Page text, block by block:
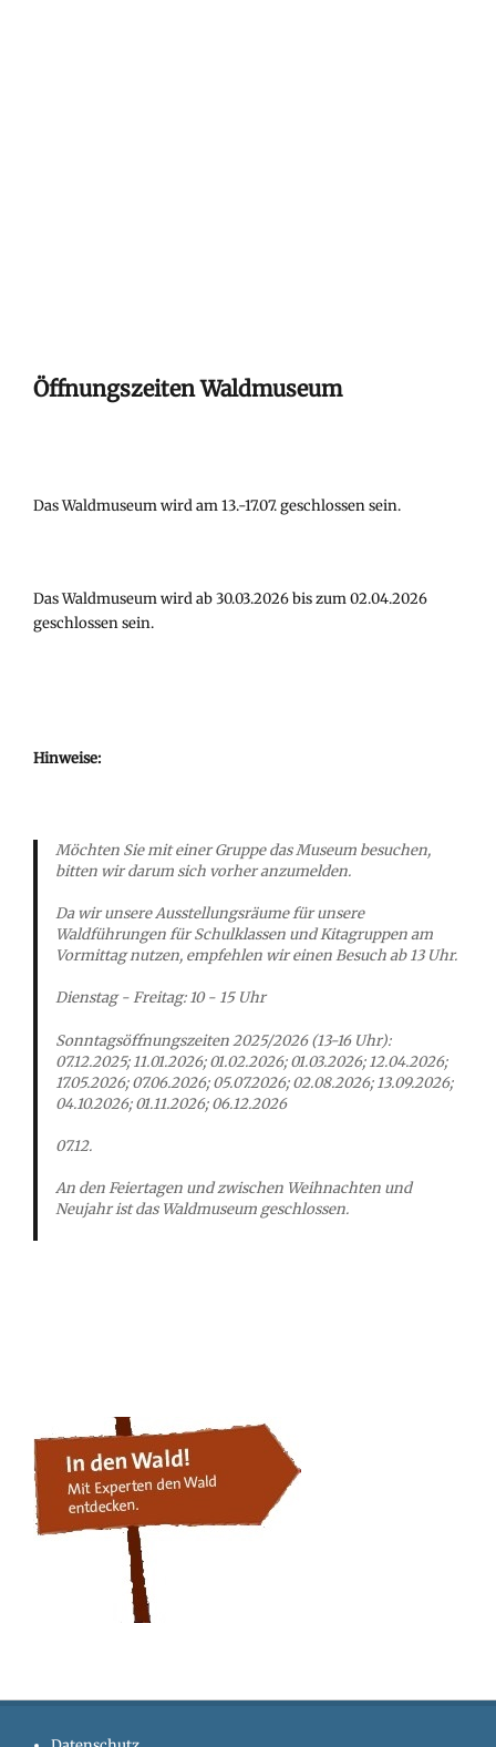
Öffnungszeiten Waldmuseum
Das Waldmuseum wird am 13.-17.07. geschlossen sein.
Das Waldmuseum wird ab 30.03.2026 bis zum 02.04.2026
geschlossen sein.
Hinweise:
Möchten Sie mit einer Gruppe das Museum besuchen,
bitten wir darum sich vorher anzumelden.
Da wir unsere Ausstellungsräume für unsere
Waldführungen für Schulklassen und Kitagruppen am
Vormittag nutzen, empfehlen wir einen Besuch ab 13 Uhr.
Dienstag - Freitag: 10 - 15 Uhr
Sonntagsöffnungszeiten 2025/2026 (13-16 Uhr):
07.12.2025; 11.01.2026; 01.02.2026; 01.03.2026; 12.04.2026;
17.05.2026; 07.06.2026; 05.07.2026; 02.08.2026; 13.09.2026;
04.10.2026; 01.11.2026; 06.12.2026
07.12.
An den Feiertagen und zwischen Weihnachten und
Neujahr ist das Waldmuseum geschlossen.